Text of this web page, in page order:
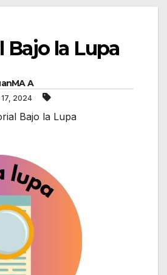
Bajo la Lupa
A
17, 2024
Bajo la Lupa